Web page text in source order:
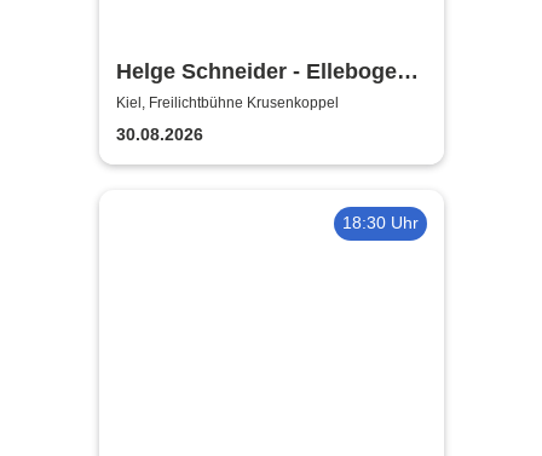
Helge Schneider - Ellebogen
vom Tich
Kiel, Freilichtbühne Krusenkoppel
30.08.2026
18:30 Uhr